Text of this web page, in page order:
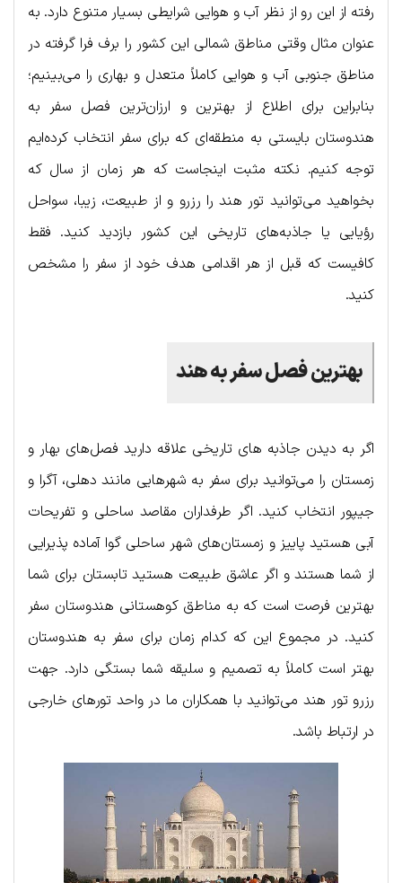
رفته از این رو از نظر آب و هوایی شرایطی بسیار متنوع دارد. به
عنوان مثال وقتی مناطق شمالی این کشور را برف فرا گرفته در
مناطق جنوبی آب و هوایی کاملاً متعدل و بهاری را می‌بینیم؛
بنابراین برای اطلاع از بهترین و ارزان‌ترین فصل سفر به
هندوستان بایستی به منطقه‌ای که برای سفر انتخاب کرده‌ایم
توجه کنیم. نکته مثبت اینجاست که هر زمان از سال که
بخواهید می‌توانید تور هند را رزرو و از طبیعت، زیبا، سواحل
رؤیایی یا جاذبه‌های تاریخی این کشور بازدید کنید. فقط
کافیست که قبل از هر اقدامی هدف خود از سفر را مشخص
کنید.
بهترین فصل سفر به هند
اگر به دیدن جاذبه های تاریخی علاقه دارید فصل‌های بهار و
زمستان را می‌توانید برای سفر به شهرهایی مانند دهلی، آگرا و
جیپور انتخاب کنید. اگر طرفداران مقاصد ساحلی و تفریحات
آبی هستید پاییز و زمستان‌های شهر ساحلی گوا آماده پذیرایی
از شما هستند و اگر عاشق طبیعت هستید تابستان برای شما
بهترین فرصت است که به مناطق کوهستانی هندوستان سفر
کنید. در مجموع این که کدام زمان برای سفر به هندوستان
بهتر است کاملاً به تصمیم و سلیقه شما بستگی دارد. جهت
رزرو تور هند می‌توانید با همکاران ما در واحد تورهای خارجی
در ارتباط باشد.